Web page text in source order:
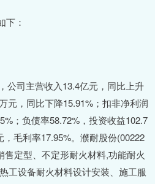
下：
公司主营收入13.4亿元，同比上升
元，同比下降15.91%；扣非净利润
；负债率58.72%，投资收益102.7
毛利率17.95%。濮耐股份(00222
定型、不定形耐火材料,功能耐火
工设备耐火材料设计安装、施工服